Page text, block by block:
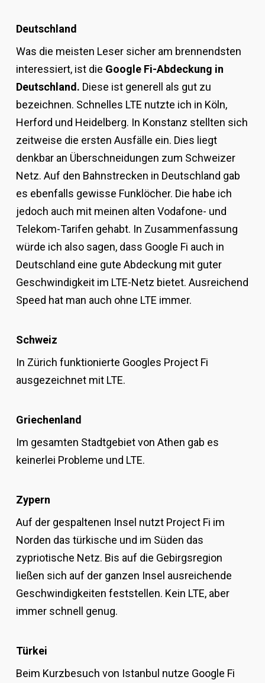
Deutschland
Was die meisten Leser sicher am brennendsten
interessiert, ist die Google Fi-Abdeckung in
Deutschland. Diese ist generell als gut zu
bezeichnen. Schnelles LTE nutzte ich in Köln,
Herford und Heidelberg. In Konstanz stellten sich
zeitweise die ersten Ausfälle ein. Dies liegt
denkbar an Überschneidungen zum Schweizer
Netz. Auf den Bahnstrecken in Deutschland gab
es ebenfalls gewisse Funklöcher. Die habe ich
jedoch auch mit meinen alten Vodafone- und
Telekom-Tarifen gehabt. In Zusammenfassung
würde ich also sagen, dass Google Fi auch in
Deutschland eine gute Abdeckung mit guter
Geschwindigkeit im LTE-Netz bietet. Ausreichend
Speed hat man auch ohne LTE immer.
Schweiz
In Zürich funktionierte Googles Project Fi
ausgezeichnet mit LTE.
Griechenland
Im gesamten Stadtgebiet von Athen gab es
keinerlei Probleme und LTE.
Zypern
Auf der gespaltenen Insel nutzt Project Fi im
Norden das türkische und im Süden das
zypriotische Netz. Bis auf die Gebirgsregion
ließen sich auf der ganzen Insel ausreichende
Geschwindigkeiten feststellen. Kein LTE, aber
immer schnell genug.
Türkei
Beim Kurzbesuch von Istanbul nutze Google Fi